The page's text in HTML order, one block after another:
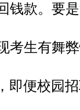
钱款。要
考生有舞
便校园招